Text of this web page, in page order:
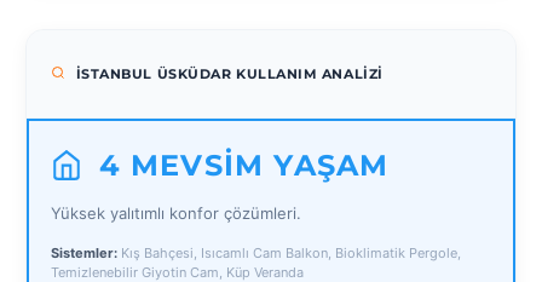
İSTANBUL ÜSKÜDAR KULLANIM ANALIZI
4 MEVSIM YAŞAM
Yüksek yalıtımlı konfor çözümleri.
Sistemler: Kış Bahçesi, Isıcamlı Cam Balkon, Bioklimatik Pergole,
Temizlenebilir Giyotin Cam, Küp Veranda